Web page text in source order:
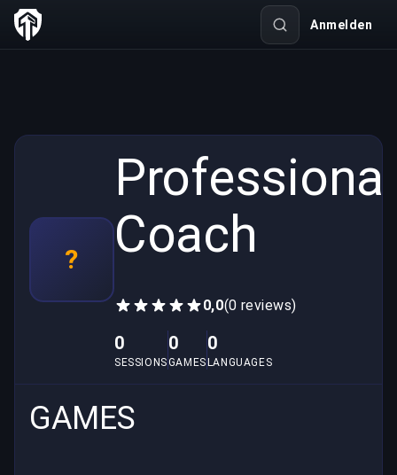
Anmelden
?
Professional
Coach
0,0(0 reviews)
0
SESSIONS
0
GAMES
0
LANGUAGES
GAMES